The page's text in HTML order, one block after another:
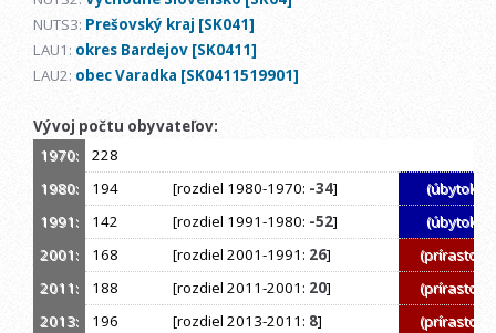
NUTS3: Prešovský kraj [SK041]
LAU1: okres Bardejov [SK0411]
LAU2: obec Varadka [SK0411519901]
Vývoj počtu obyvateľov:
1970:
228
1980:
194 [rozdiel 1980-1970: -34]
(úbytok)
1991:
142 [rozdiel 1991-1980: -52]
(úbytok)
2001:
168 [rozdiel 2001-1991: 26]
(prírastok)
2011:
188 [rozdiel 2011-2001: 20]
(prírastok)
2013:
196 [rozdiel 2013-2011: 8]
(prírastok)